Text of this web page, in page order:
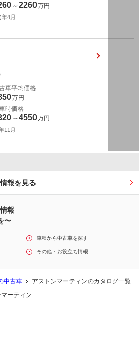
～2260万円
4月
車平均価格
万円
時価格
～4550万円
11月
報を見る
報
〜
車種から中古車を探す
その他・お役立ち情報
中古車
アストンマーティンのカタログ一覧
ーティン